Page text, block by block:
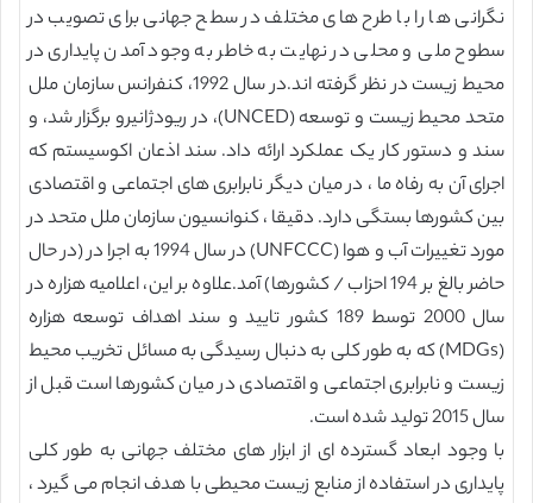
نگرانی ها را با طرح های مختلف در سطح جهانی برای تصویب در
سطوح ملی و محلی در نهایت به خاطر به وجود آمدن پایداری در
محیط زیست در نظر گرفته اند.در سال 1992، کنفرانس سازمان ملل
متحد محیط زیست و توسعه (UNCED)، در ریودژانیرو برگزار شد، و
سند و دستور کار یک عملکرد ارائه داد. سند اذعان اکوسیستم که
اجرای آن به رفاه ما ، در میان دیگر نابرابری های اجتماعی و اقتصادی
بین کشورها بستگی دارد. دقیقا ، کنوانسیون سازمان ملل متحد در
مورد تغییرات آب و هوا (UNFCCC) در سال 1994 به اجرا در (در حال
حاضر بالغ بر 194 احزاب / کشورها) آمد.علاوه بر این، اعلامیه هزاره در
سال 2000 توسط 189 کشور تایید و سند اهداف توسعه هزاره
(MDGs) که به طور کلی به دنبال رسیدگی به مسائل تخریب محیط
زیست و نابرابری اجتماعی و اقتصادی در میان کشورها است قبل از
سال 2015 تولید شده است.
با وجود ابعاد گسترده ای از ابزار های مختلف جهانی به طور کلی
پایداری در استفاده از منابع زیست محیطی با هدف انجام می گیرد ،